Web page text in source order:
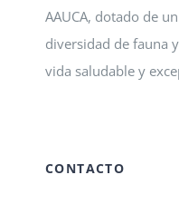
AAUCA, dotado de
diversidad de fauna
vida saludable y
CONTACTO